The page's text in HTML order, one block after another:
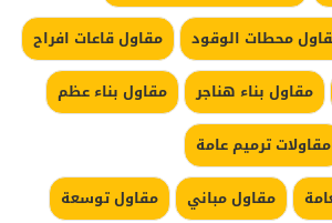
محطات الوقود
مقاول قاعات افراح
مقاول بناء هناجر
مقاول بناء عظم
مقاولات ترميم عامة
مقاول مباني
مقاول توسعة